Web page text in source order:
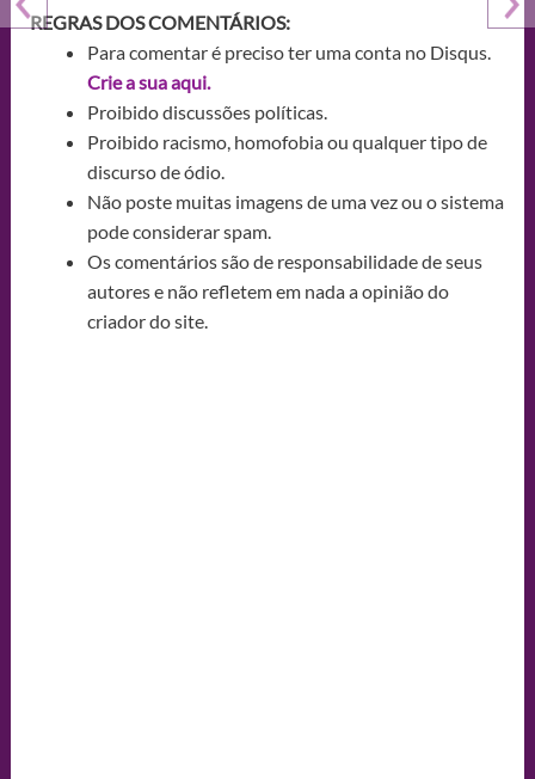
REGRAS DOS COMENTÁRIOS:
Para comentar é preciso ter uma conta no Disqus.
Crie a sua aqui.
Proibido discussões políticas.
Proibido racismo, homofobia ou qualquer tipo de
discurso de ódio.
Não poste muitas imagens de uma vez ou o sistema
pode considerar spam.
Os comentários são de responsabilidade de seus
autores e não refletem em nada a opinião do
criador do site.